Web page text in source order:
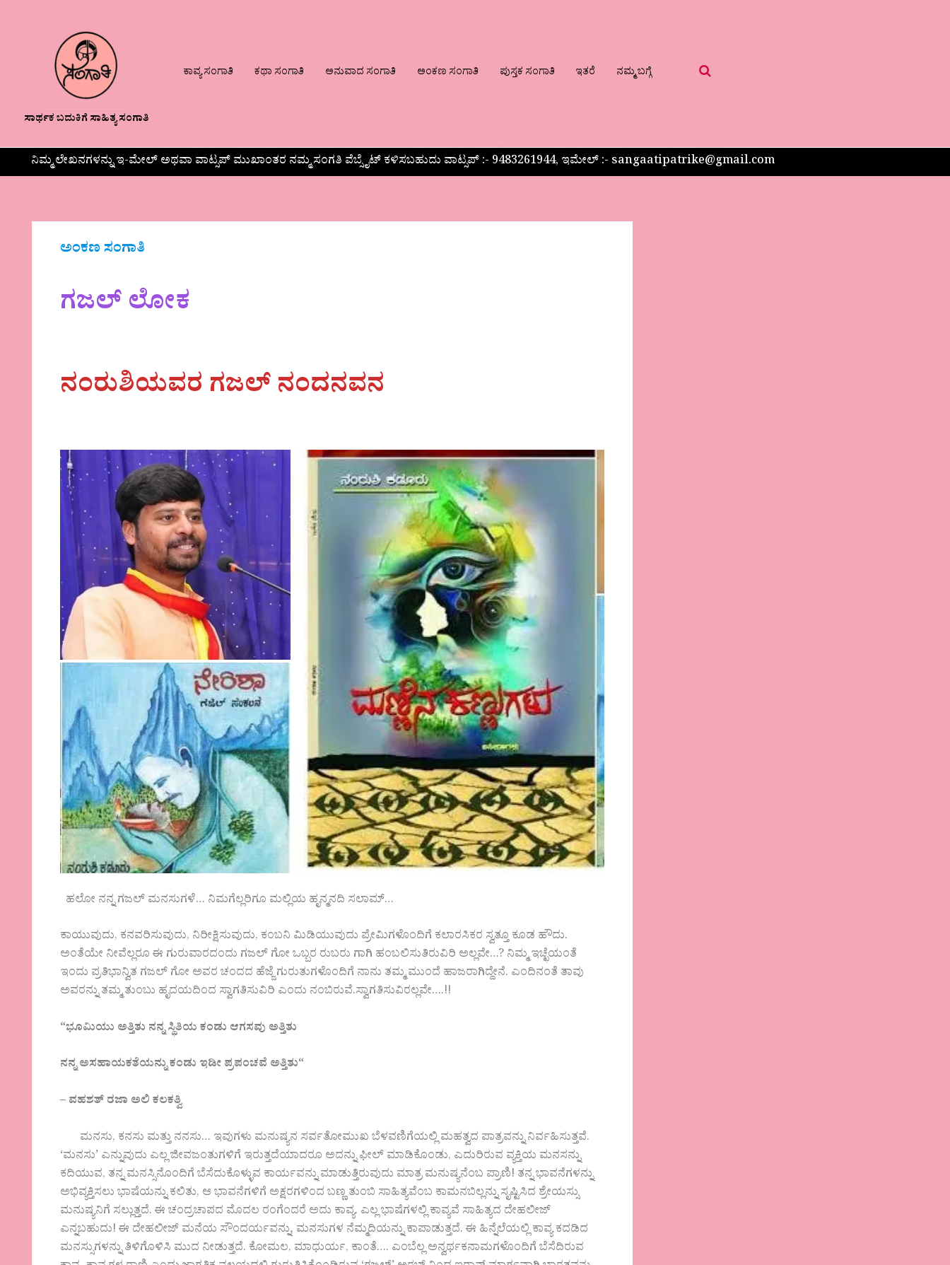
ಸಾರ್ಥಕ ಬದುಕಿಗೆ ಸಾಹಿತ್ಯ ಸಂಗಾತಿ
ಕಾವ್ಯ ಸಂಗಾತಿ ಕಥಾ ಸಂಗಾತಿ ಅನುವಾದ ಸಂಗಾತಿ ಅಂಕಣ ಸಂಗಾತಿ ಪುಸ್ತಕ ಸಂಗಾತಿ ಇತರೆ ನಮ್ಮ ಬಗ್ಗೆ
ನಿಮ್ಮ ಲೇಖನಗಳನ್ನು ಇ-ಮೇಲ್ ಅಥವಾ ವಾಟ್ಸಪ್ ಮುಖಾಂತರ ನಮ್ಮ ಸಂಗತಿ ವೆಬ್ಸೈಟ್ ಕಳಿಸಬಹುದು ವಾಟ್ಸಪ್‌ :- 9483261944, ಇಮೇಲ್ :- sangaatipatrike@gmail.com
ಅಂಕಣ ಸಂಗಾತಿ
ಗಜಲ್ ಲೋಕ
ನಂರುಶಿಯವರ ಗಜಲ್ ನಂದನವನ
ಹಲೋ ನನ್ನ ಗಜಲ್ ಮನಸುಗಳೆ… ನಿಮಗೆಲ್ಲರಿಗೂ ಮಲ್ಲಿಯ ಹೃನ್ಮನದಿ ಸಲಾಮ್…
ಕಾಯುವುದು, ಕನವರಿಸುವುದು, ನಿರೀಕ್ಷಿಸುವುದು, ಕಂಬನಿ ಮಿಡಿಯುವುದು ಪ್ರೇಮಿಗಳೊಂದಿಗೆ ಕಲಾರಸಿಕರ ಸ್ವತ್ತೂ ಕೂಡ ಹೌದು.
ಅಂತೆಯೇ ನೀವೆಲ್ಲರೂ ಈ ಗುರುವಾರದಂದು ಗಜಲ್ ಗೋ ಒಬ್ಬರ ರುಬರು ಗಾಗಿ ಹಂಬಲಿಸುತಿರುವಿರಿ ಅಲ್ಲವೇ…? ನಿಮ್ಮ ಇಚ್ಛೆಯಂತೆ
ಇಂದು ಪ್ರತಿಭಾನ್ವಿತ ಗಜಲ್ ಗೋ ಅವರ ಚಂದದ ಹೆಜ್ಜೆ ಗುರುತುಗಳೊಂದಿಗೆ ನಾನು ತಮ್ಮ ಮುಂದೆ ಹಾಜರಾಗಿದ್ದೇನೆ. ಎಂದಿನಂತೆ ತಾವು
ಅವರನ್ನು ತಮ್ಮ ತುಂಬು ಹೃದಯದಿಂದ ಸ್ವಾಗತಿಸುವಿರಿ ಎಂದು ನಂಬಿರುವೆ.ಸ್ವಾಗತಿಸುವಿರಲ್ಲವೇ….!!
“ಭೂಮಿಯು ಅತ್ತಿತು ನನ್ನಸ್ಥಿತಿಯ ಕಂಡು ಆಗಸವು ಅತ್ತಿತು
ನನ್ನಅಸಹಾಯಕತೆಯನ್ನುಕಂಡು ಇಡೀಪ್ರಪಂಚವೆ ಅತ್ತಿತು“
–ವಹಶತ್ರಜಾ ಅಲಿ ಕಲಕತ್ವಿ
ಮನಸು, ಕನಸು ಮತ್ತು ನನಸು… ಇವುಗಳು ಮನುಷ್ಯನ ಸರ್ವತೋಮುಖ ಬೆಳವಣಿಗೆಯಲ್ಲಿ ಮಹತ್ವದ ಪಾತ್ರವನ್ನು ನಿರ್ವಹಿಸುತ್ತವೆ.‌
‘ಮನಸು’ ಎನ್ನುವುದು ಎಲ್ಲ ಜೀವಜಂತುಗಳಿಗೆ ಇರುತ್ತದೆಯಾದರೂ ಅದನ್ನು ಫೀಲ್ ಮಾಡಿಕೊಂಡು, ಎದುರಿರುವ ವ್ಯಕ್ತಿಯ ಮನಸನ್ನು
ಕದಿಯುವ, ತನ್ನ ಮನಸ್ಸಿನೊಂದಿಗೆ ಬೆಸೆದುಕೊಳ್ಳುವ ಕಾರ್ಯವನ್ನು ಮಾಡುತ್ತಿರುವುದು ಮಾತ್ರ ಮನುಷ್ಯನೆಂಬ ಪ್ರಾಣಿ! ತನ್ನ ಭಾವನೆಗಳನ್ನು
ಅಭಿವ್ಯಕ್ತಿಸಲು ಭಾಷೆಯನ್ನು ಕಲಿತು, ಆ ಭಾವನೆಗಳಿಗೆ ಅಕ್ಷರಗಳಿಂದ ಬಣ್ಣ ತುಂಬಿ ಸಾಹಿತ್ಯವೆಂಬ ಕಾಮನಬಿಲ್ಲನ್ನು ಸೃಷ್ಟಿಸಿದ ಶ್ರೇಯಸ್ಸು
ಮನುಷ್ಯನಿಗೆ ಸಲ್ಲುತ್ತದೆ. ಈ ಚಂದ್ರಚಾಪದ ಮೊದಲ ರಂಗೆಂದರೆ ಅದು ಕಾವ್ಯ. ಎಲ್ಲ ಭಾಷೆಗಳಲ್ಲಿ ಕಾವ್ಯವೆ ಸಾಹಿತ್ಯದ ದೇಹಲೀಜ್
ಎನ್ನಬಹುದು! ಈ ದೇಹಲೀಜ್ ಮನೆಯ ಸೌಂದರ್ಯವನ್ನು, ಮನಸುಗಳ ನೆಮ್ಮದಿಯನ್ನು ಕಾಪಾಡುತ್ತದೆ. ಈ ಹಿನ್ನೆಲೆಯಲ್ಲಿ ಕಾವ್ಯ ಕದಡಿದ
ಮನಸ್ಸುಗಳನ್ನು ತಿಳಿಗೊಳಿಸಿ ಮುದ ನೀಡುತ್ತದೆ. ಕೋಮಲ, ಮಾಧುರ್ಯ, ಕಾಂತೆ…. ಎಂಬೆಲ್ಲ ಅನ್ವರ್ಥಕನಾಮಗಳೊಂದಿಗೆ ಬೆಸೆದಿರುವ